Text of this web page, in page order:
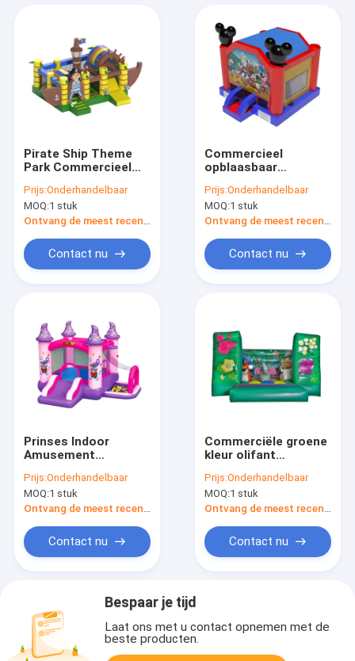
Pirate Ship Theme
Park Commercieel
Bounce House
Prijs:Onderhandelbaar
MOQ:1 stuk
Contact nu
Commercieel
opblaasbaar
Mickey Mouse
patronen
Prijs:Onderhandelbaar
MOQ:1 stuk
Contact nu
Prinses Indoor
Amusement
Kinderen Bouncy
Castle
Prijs:Onderhandelbaar
MOQ:1 stuk
Ontvang de meest recente Prijs
Contact nu
Commerciële groene
kleur olifant
springkasteel voor
kinderen
Prijs:Onderhandelbaar
MOQ:1 stuk
Ontvang de meest recente Prijs
Contact nu
Bespaar je tijd
Laat ons met u contact opnemen met de
beste producten.